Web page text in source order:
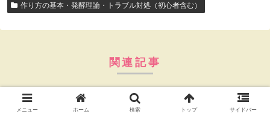
作り方の基本・発酵理論・トラブル対処（初心者含む）
関連記事
メニュー ホーム 検索 トップ サイドバー